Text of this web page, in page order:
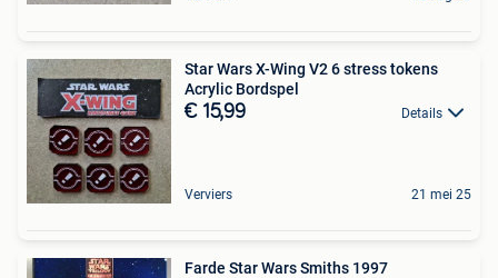
Star Wars X-Wing V2 6 stress tokens
Acrylic Bordspel
€ 15,99 Details
Verviers 21 mei 25
Farde Star Wars Smiths 1997